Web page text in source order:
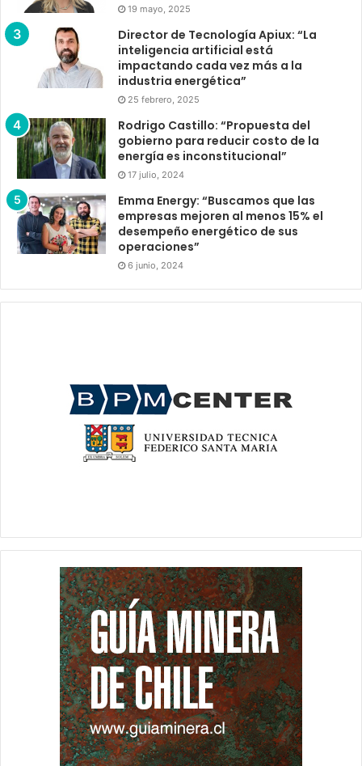
19 mayo, 2025
Director de Tecnología Apiux: “La
inteligencia artificial está
impactando cada vez más a la
industria energética”
25 febrero, 2025
Rodrigo Castillo: “Propuesta del
gobierno para reducir costo de la
energía es inconstitucional”
17 julio, 2024
Emma Energy: “Buscamos que las
empresas mejoren al menos 15% el
desempeño energético de sus
operaciones”
6 junio, 2024